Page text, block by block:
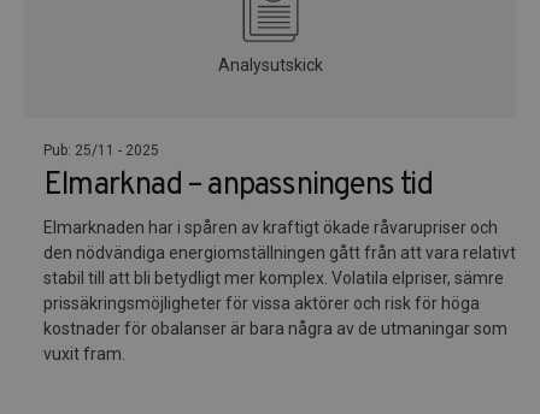
Analysutskick
Pub: 25/11 - 2025
Elmarknad – anpassningens tid
Elmarknaden har i spåren av kraftigt ökade råvarupriser och
den nödvändiga energiomställningen gått från att vara relativt
stabil till att bli betydligt mer komplex. Volatila elpriser, sämre
prissäkringsmöjligheter för vissa aktörer och risk för höga
kostnader för obalanser är bara några av de utmaningar som
vuxit fram.